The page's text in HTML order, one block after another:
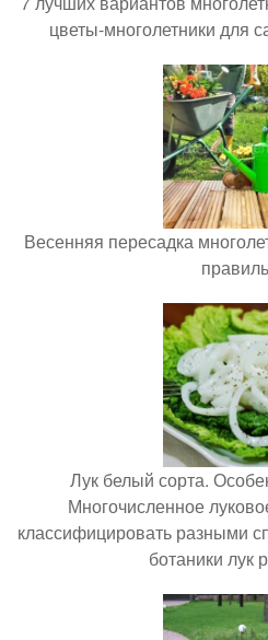
цветы-многолетники для
Весенняя пересадка
Лук белый сорта.
Многочисленное
классифицировать разными
ботаники лук